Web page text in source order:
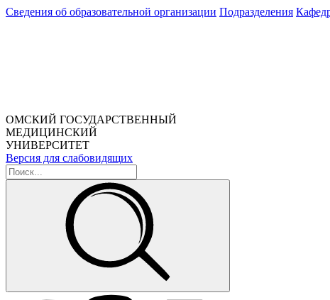
Сведения об образовательной организации Подразделения
ОМСКИЙ ГОСУДАРСТВЕННЫЙ
МЕДИЦИНСКИЙ
УНИВЕРСИТЕТ
Версия для слабовидящих